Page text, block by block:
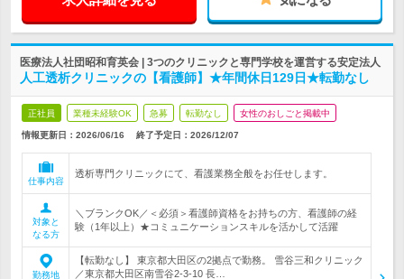
医療法人社団昭和育英会 | 3つのクリニックと専門学校を運営する安定法人
人工透析クリニックの【看護師】★年間休日129日★転勤なし
正社員 業種未経験OK 急募 転勤なし 女性のおしごと掲載中
情報更新日：2026/06/16 終了予定日： 2026/12/07
仕事内容
透析専門クリニックにて、看護業務全般をお任せします。
対象と
なる方
＼ブランクOK／＜必須＞看護師資格をお持ちの方、看護師の経
験（1年以上）★コミュニケーションスキルを活かして活躍
勤務地
【転勤なし】 東京都大田区の2拠点で勤務。 雪谷三和クリニック
／東京都大田区南雪谷2-3-10 長…